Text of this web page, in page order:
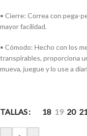
• Cierre: Correa con pega-
mayor facilidad.
• Cómodo: Hecho con los
transpirables, proporciona
mueva, juegue y lo use a
TALLAS 18 19 20 21